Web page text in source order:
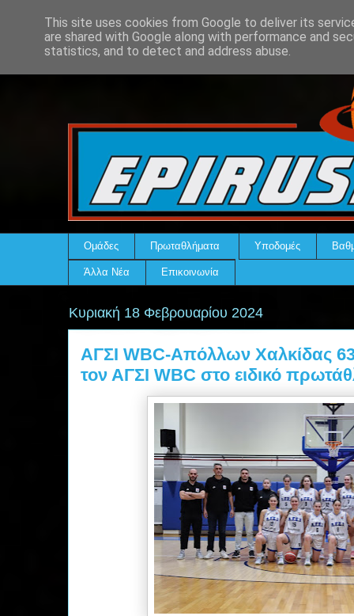
Ομάδες Πρωταθλήματα Υποδομές
Άλλα Νέα Επικοινωνία
Κυριακή 18 Φεβρουαρίου 2024
ΑΓΣΙ WBC-Απόλλων Χαλκίδας
τον ΑΓΣΙ WBC στο ειδικό
This site uses cookies from Google to deliver its
are shared with Google along with performance and
statistics, and to detect and address abuse.